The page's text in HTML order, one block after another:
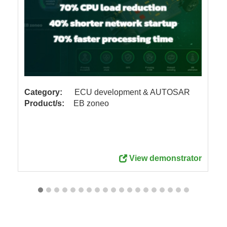
Category:
ECU development & AUTOSAR
Product/s:
EB zoneo
View demonstrator